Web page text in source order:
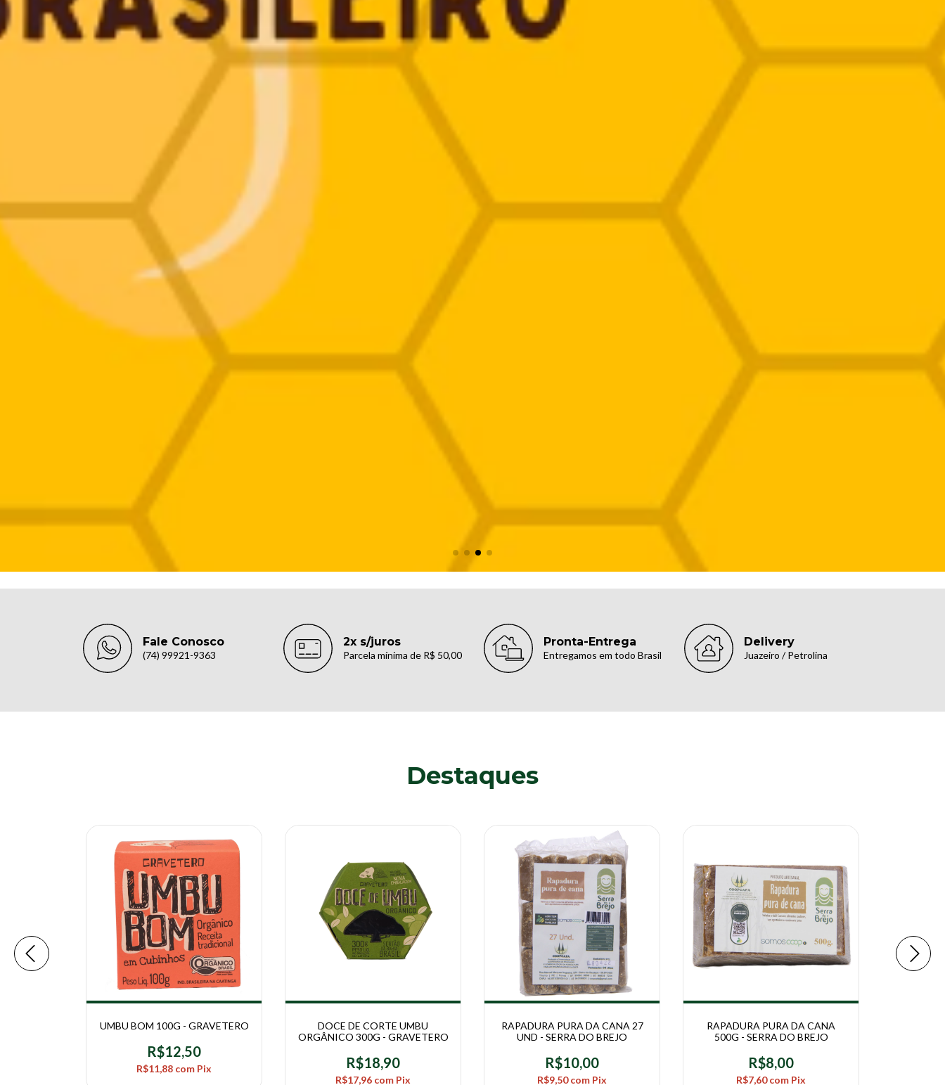
Fale Conosco
(74) 99921-9363
2x s/juros
Parcela mínima de R$ 50,00
Pronta-Entrega
Entregamos em todo Brasil
Delivery
Juazeiro / Petrolina
Destaques
UMBU BOM 100G - GRAVETERO
R$12,50
R$11,88 com Pix
DOCE DE CORTE UMBU
ORGÂNICO 300G - GRAVETERO
R$18,90
R$17,96 com Pix
RAPADURA PURA DA CANA 27
UND - SERRA DO BREJO
R$10,00
R$9,50com Pix
RAPADURA PURA DA CANA
500G - SERRA DO BREJO
R$8,00
R$7,60com Pix